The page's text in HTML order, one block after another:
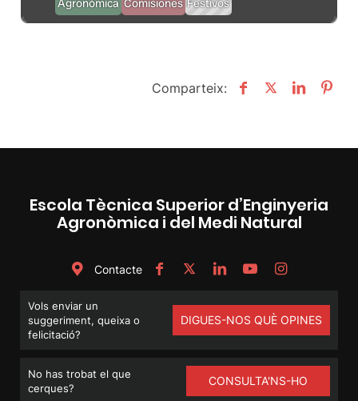
Comparteix:
Escola Tècnica Superior d’Enginyeria
Agronòmica i del Medi Natural
Contacte
Vols enviar un
suggeriment, queixa o
felicitació?
DIGUES-NOS QUÈ OPINES
No has trobat el que
cerques?
CONSULTA'NS-HO